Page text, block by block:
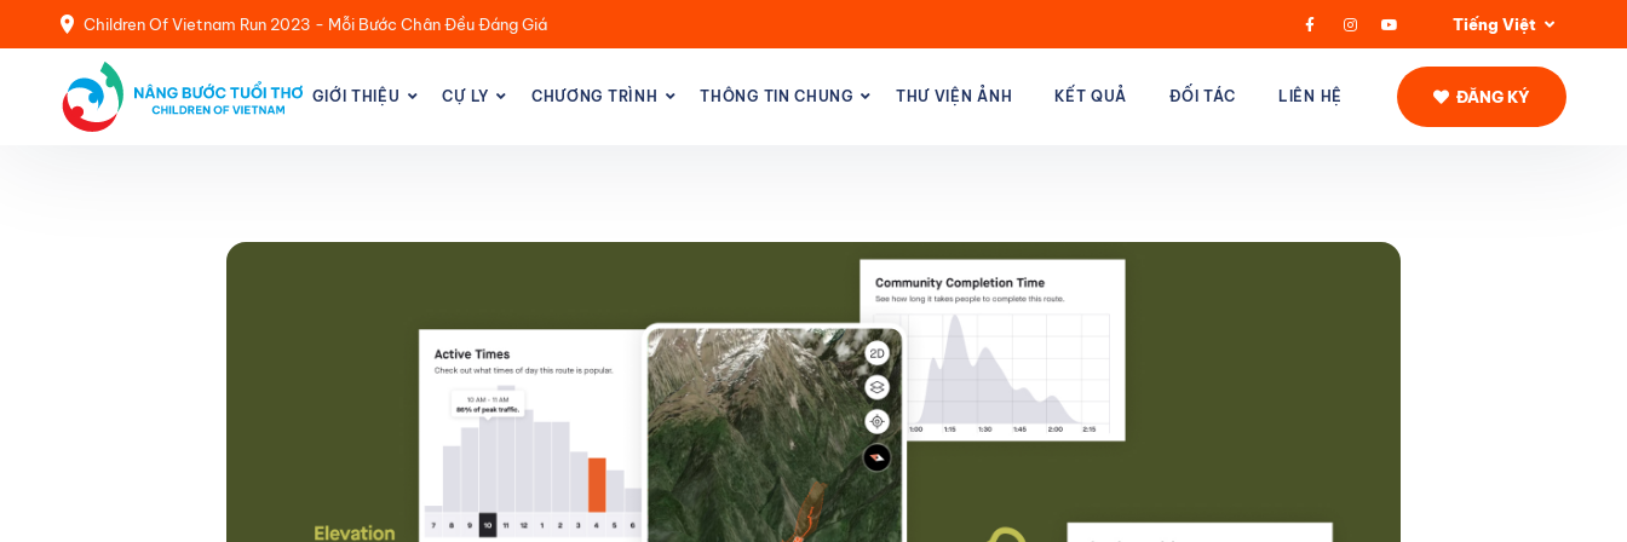
Children Of Vietnam Run 2023 - Mỗi Bước Chân Đều Đáng Giá Tiếng Việt
GIỚI THIỆU CỰ LY CHƯƠNG TRÌNH THÔNG TIN CHUNG THƯ VIỆN ẢNH KẾT QUẢ ĐỐI TÁC LIÊN HỆ ĐĂNG KÝ